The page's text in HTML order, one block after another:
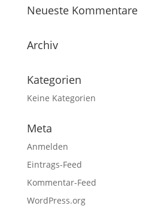
Neueste Kommentare
Archiv
Kategorien
Keine Kategorien
Meta
Anmelden
Eintrags-Feed
Kommentar-Feed
WordPress.org